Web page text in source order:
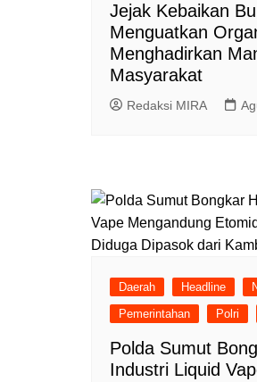
Jejak Kebaikan
Menguatkan
Menghadirkan
Masyarakat
Redaksi MIRA
Daerah Headline
Pemerintahan
Polri
Polda Sumut
Industri Liquid